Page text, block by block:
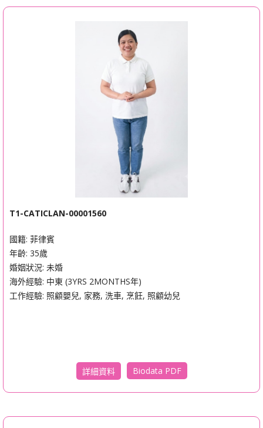
T1-CATICLAN-00001560
國籍: 菲律賓
年齡: 35歲
婚姻狀況: 未婚
海外經驗: 中東 (3YRS 2MONTHS年)
工作經驗: 照顧嬰兒, 家務, 洗車, 烹飪, 照顧幼兒
詳細資料 Biodata PDF